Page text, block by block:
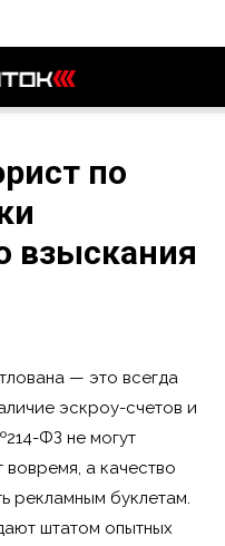
по
взыскания
— это всегда
эскроу-счетов и
ФЗ не могут
вовремя, а качество
рекламным буклетам.
штатом опытных